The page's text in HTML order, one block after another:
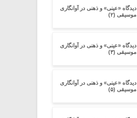
دیدگاه «عینی» و ذهنی در آوانگاری
موسیقی (۲)
دیدگاه «عینی» و ذهنی در آوانگاری
موسیقی (۳)
دیدگاه «عینی» و ذهنی در آوانگاری
موسیقی (۵)